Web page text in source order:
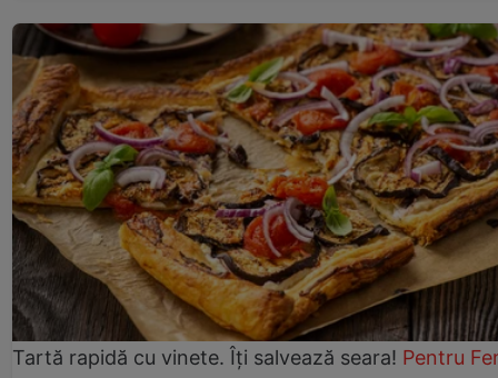
Tartă rapidă cu vinete. Îți salvează seara! Pentru